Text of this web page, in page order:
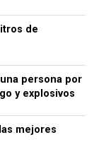
de
persona por
y explosivos
mejores